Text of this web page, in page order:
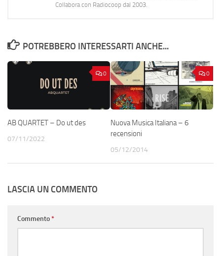
Collabora con Radiocoop dal 2003.
POTREBBERO INTERESSARTI ANCHE...
0
AB QUARTET – Do ut des
07/11/2022
0
Nuova Musica Italiana – 6
recensioni
05/12/2014
LASCIA UN COMMENTO
Commento*